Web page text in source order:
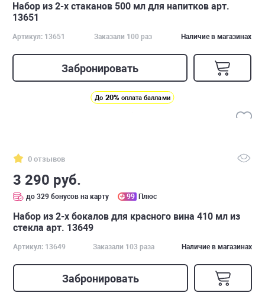
Набор из 2-х стаканов 500 мл для напитков арт.
13651
Артикул: 13651 Заказали 100 раз Наличие в магазинах
Забронировать
До 20% оплата баллами
0 отзывов
3 290 руб.
до 329 бонусов на карту 99 Плюс
Набор из 2-х бокалов для красного вина 410 мл из
стекла арт. 13649
Артикул: 13649 Заказали 103 раза Наличие в магазинах
Забронировать